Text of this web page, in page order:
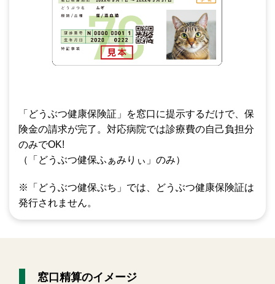
「どうぶつ健康保険証」を窓口に提示するだけで、保
険金の請求が完了。対応病院では診療費の自己負担分
のみでOK!
（「どうぶつ健保ふぁみりぃ」のみ）
※「どうぶつ健保ぷち」では、どうぶつ健康保険証は
発行されません。
窓口精算のイメージ